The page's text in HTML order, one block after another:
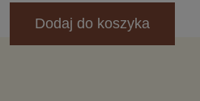
Dodaj do koszyka